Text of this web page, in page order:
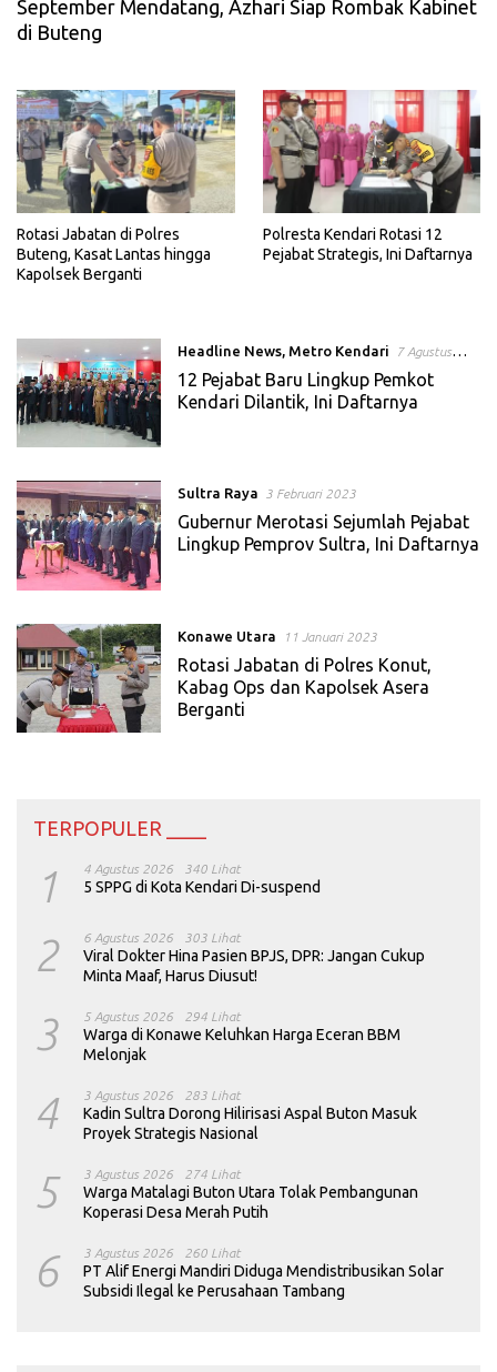
September Mendatang, Azhari Siap Rombak Kabinet
di Buteng
Rotasi Jabatan di Polres
Buteng, Kasat Lantas hingga
Kapolsek Berganti
Polresta Kendari Rotasi 12
Pejabat Strategis, Ini Daftarnya
Headline News, Metro Kendari
7 Agustus
2023
12 Pejabat Baru Lingkup Pemkot
Kendari Dilantik, Ini Daftarnya
Sultra Raya 3 Februari 2023
Gubernur Merotasi Sejumlah Pejabat
Lingkup Pemprov Sultra, Ini Daftarnya
Konawe Utara 11 Januari 2023
Rotasi Jabatan di Polres Konut,
Kabag Ops dan Kapolsek Asera
Berganti
TERPOPULER ____
1 4 Agustus 2026 340 Lihat
5 SPPG di Kota Kendari Di-suspend
2 6 Agustus 2026 303 Lihat
Viral Dokter Hina Pasien BPJS, DPR: Jangan Cukup
Minta Maaf, Harus Diusut!
3 5 Agustus 2026 294 Lihat
Warga di Konawe Keluhkan Harga Eceran BBM
Melonjak
4 3 Agustus 2026 283 Lihat
Kadin Sultra Dorong Hilirisasi Aspal Buton Masuk
Proyek Strategis Nasional
5 3 Agustus 2026 274 Lihat
Warga Matalagi Buton Utara Tolak Pembangunan
Koperasi Desa Merah Putih
6 3 Agustus 2026 260 Lihat
PT Alif Energi Mandiri Diduga Mendistribusikan Solar
Subsidi Ilegal ke Perusahaan Tambang